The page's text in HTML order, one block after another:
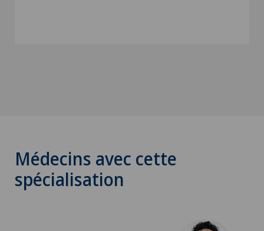
Médecins avec cette
spécialisation